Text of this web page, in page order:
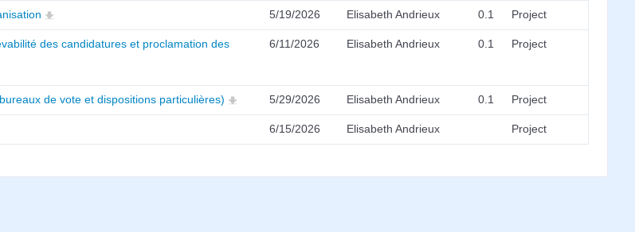
5/19/2026 Elisabeth Andrieux 0.1 Project
des candidatures et proclamation des
6/11/2026 Elisabeth Andrieux 0.1 Project
de vote et dispositions particulières) 5/29/2026 Elisabeth Andrieux 0.1 Project
6/15/2026 Elisabeth Andrieux Project